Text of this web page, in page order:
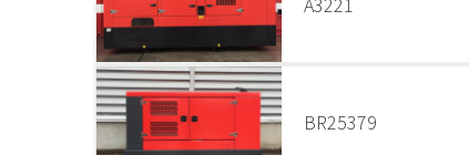
BR25379